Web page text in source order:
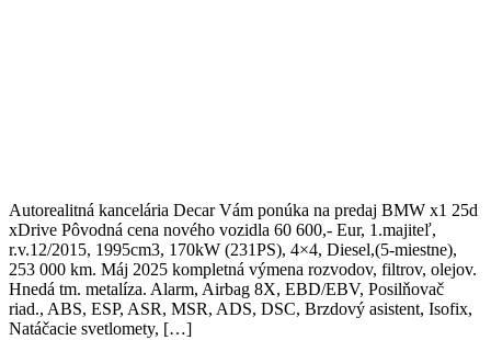
Autorealitná kancelária Decar Vám ponúka na predaj BMW x1 25d
xDrive Pôvodná cena nového vozidla 60 600,- Eur, 1.majiteľ,
r.v.12/2015, 1995cm3, 170kW (231PS), 4×4, Diesel,(5-miestne),
253 000 km. Máj 2025 kompletná výmena rozvodov, filtrov, olejov.
Hnedá tm. metalíza. Alarm, Airbag 8X, EBD/EBV, Posilňovač
riad., ABS, ESP, ASR, MSR, ADS, DSC, Brzdový asistent, Isofix,
Natáčacie svetlomety, […]